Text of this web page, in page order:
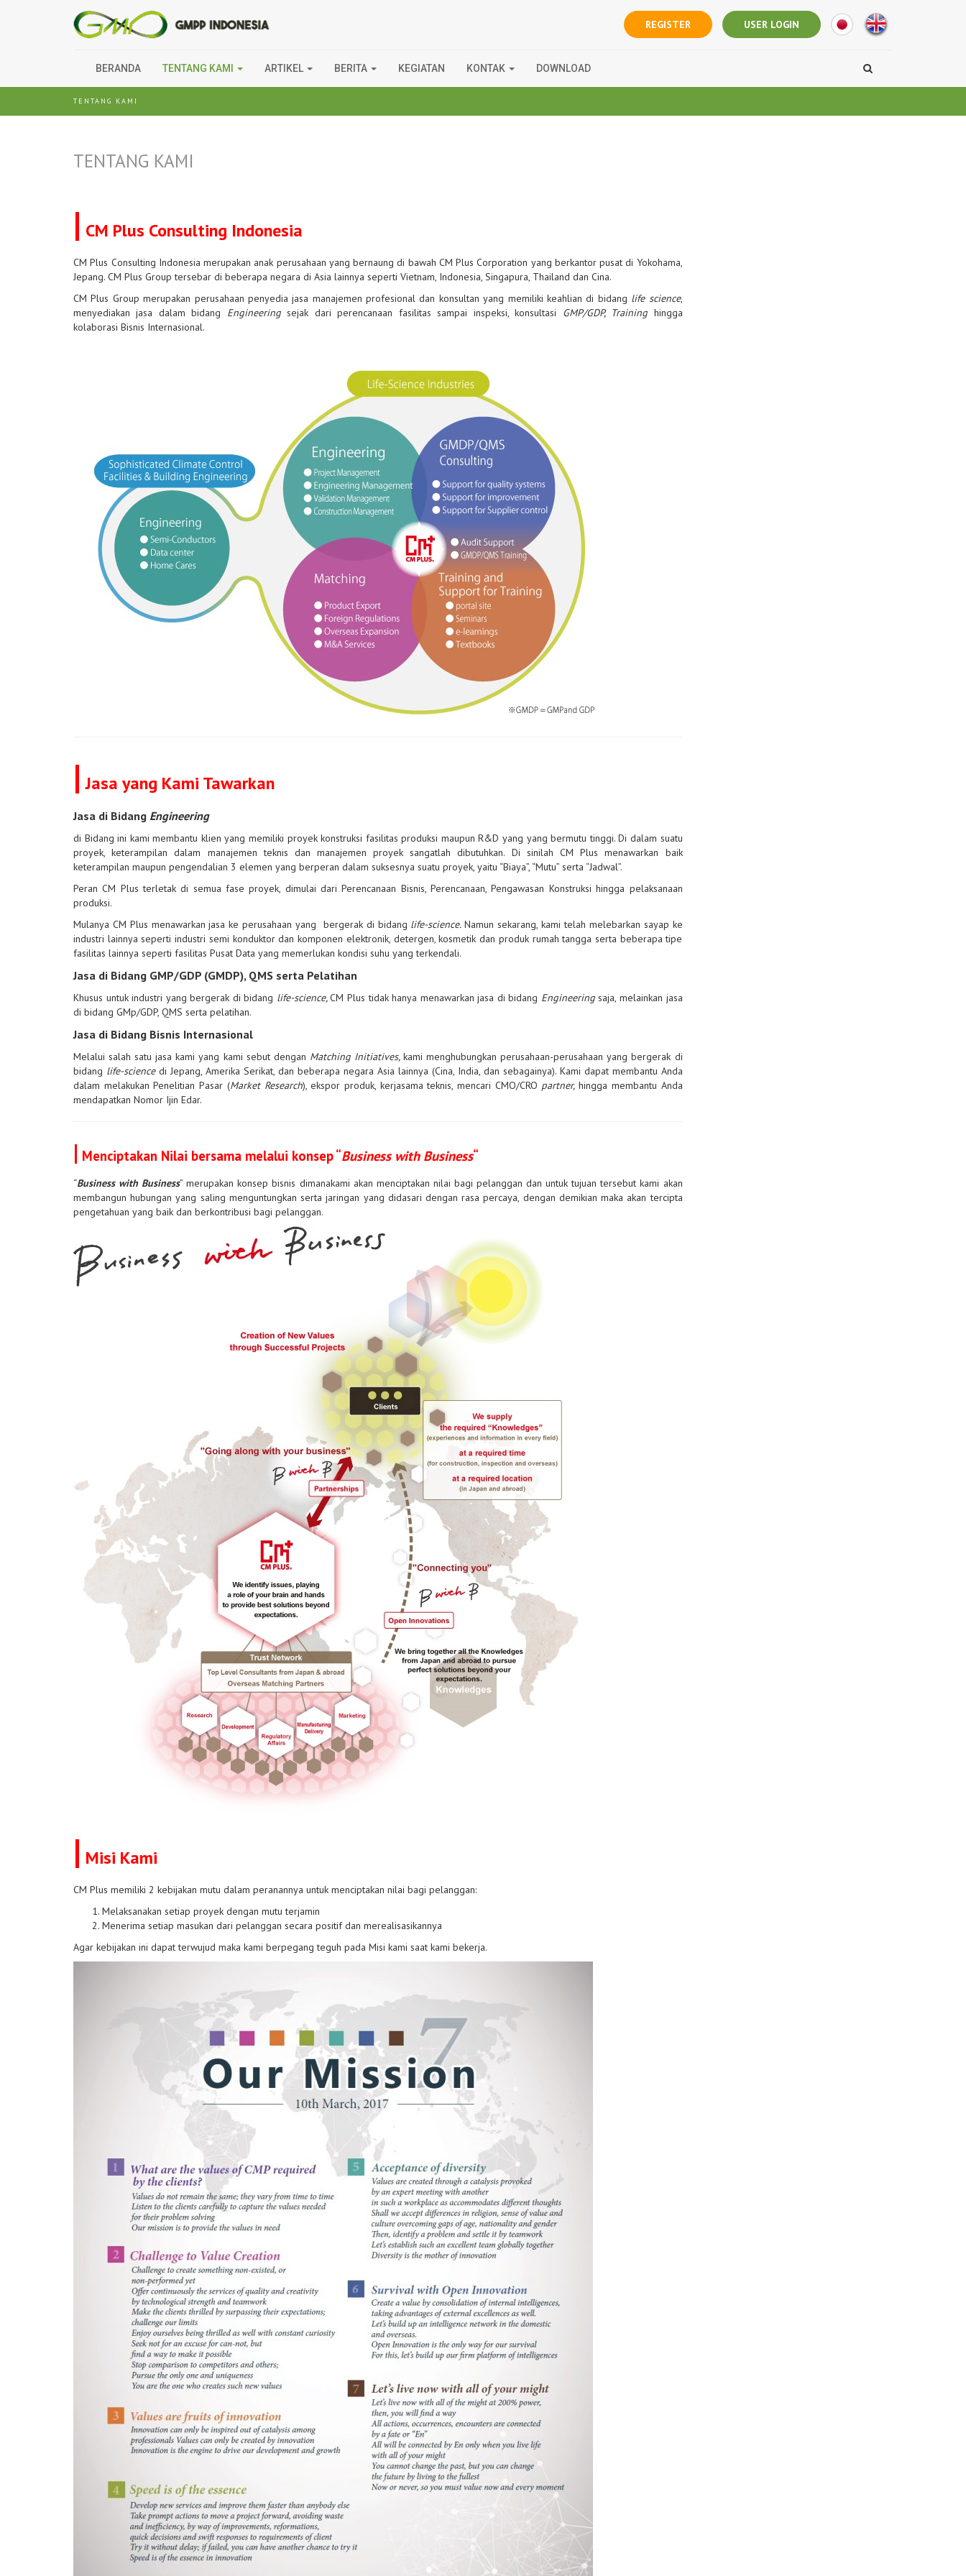
REGISTER USER LOGIN
BERANDA TENTANG KAMI ARTIKEL BERITA KEGIATAN KONTAK DOWNLOAD
TENTANG KAMI
TENTANG KAMI
| CM Plus Consulting Indonesia
CM Plus Consulting Indonesia merupakan anak perusahaan yang bernaung di bawah CM Plus Corporation yang berkantor pusat di Yokohama,
Jepang. CM Plus Group tersebar di beberapa negara di Asia lainnya seperti Vietnam, Indonesia, Singapura, Thailand dan Cina.
CM Plus Group merupakan perusahaan penyedia jasa manajemen profesional dan konsultan yang memiliki keahlian di bidang life science,
menyediakan jasa dalam bidang Engineeringsejak dari perencanaan fasilitas sampai inspeksi, konsultasi GMP/GDP, Training hingga
kolaborasi Bisnis Internasional.
| Jasa yang Kami Tawarkan
Jasa di Bidang Engineering
di Bidang ini kami membantu klien yang memiliki proyek konstruksi fasilitas produksi maupun R&D yang yang bermutu tinggi. Di dalam suatu
proyek, keterampilan dalam manajemen teknis dan manajemen proyek sangatlah dibutuhkan. Di sinilah CM Plus menawarkan baik
keterampilan maupun pengendalian 3 elemen yang berperan dalam suksesnya suatu proyek, yaitu “Biaya”, “Mutu” serta “Jadwal”.
Peran CM Plus terletak di semua fase proyek, dimulai dari Perencanaan Bisnis, Perencanaan, Pengawasan Konstruksi hingga pelaksanaan
produksi.
Mulanya CM Plus menawarkan jasa ke perusahaan yang bergerak di bidang life-science.Namun sekarang, kami telah melebarkan sayap ke
industri lainnya seperti industri semi konduktor dan komponen elektronik, detergen, kosmetik dan produk rumah tangga serta beberapa tipe
fasilitas lainnya seperti fasilitas Pusat Data yang memerlukan kondisi suhu yang terkendali.
Jasa di Bidang GMP/GDP (GMDP), QMS serta Pelatihan
Khusus untuk industri yang bergerak di bidang life-science,CM Plus tidak hanya menawarkan jasa di bidang Engineeringsaja, melainkan jasa
di bidang GMp/GDP, QMS serta pelatihan.
Jasa di Bidang Bisnis Internasional
Melalui salah satu jasa kami yang kami sebut dengan Matching Initiatives,kami menghubungkan perusahaan-perusahaan yang bergerak di
bidang life-science di Jepang, Amerika Serikat, dan beberapa negara Asia lainnya (Cina, India, dan sebagainya). Kami dapat membantu Anda
dalam melakukan Penelitian Pasar (Market Research), ekspor produk, kerjasama teknis, mencari CMO/CRO partner,hingga membantu Anda
mendapatkan Nomor Ijin Edar.
| Menciptakan Nilai bersama melalui konsep “Business with Business“
“Business with Business” merupakan konsep bisnis dimanakami akan menciptakan nilai bagi pelanggan dan untuk tujuan tersebut kami akan
membangun hubungan yang saling menguntungkan serta jaringan yang didasari dengan rasa percaya, dengan demikian maka akan tercipta
pengetahuan yang baik dan berkontribusi bagi pelanggan.
| Misi Kami
CM Plus memiliki 2 kebijakan mutu dalam peranannya untuk menciptakan nilai bagi pelanggan:
Melaksanakan setiap proyek dengan mutu terjamin
Menerima setiap masukan dari pelanggan secara positif dan merealisasikannya
Agar kebijakan ini dapat terwujud maka kami berpegang teguh pada Misi kami saat kami bekerja.